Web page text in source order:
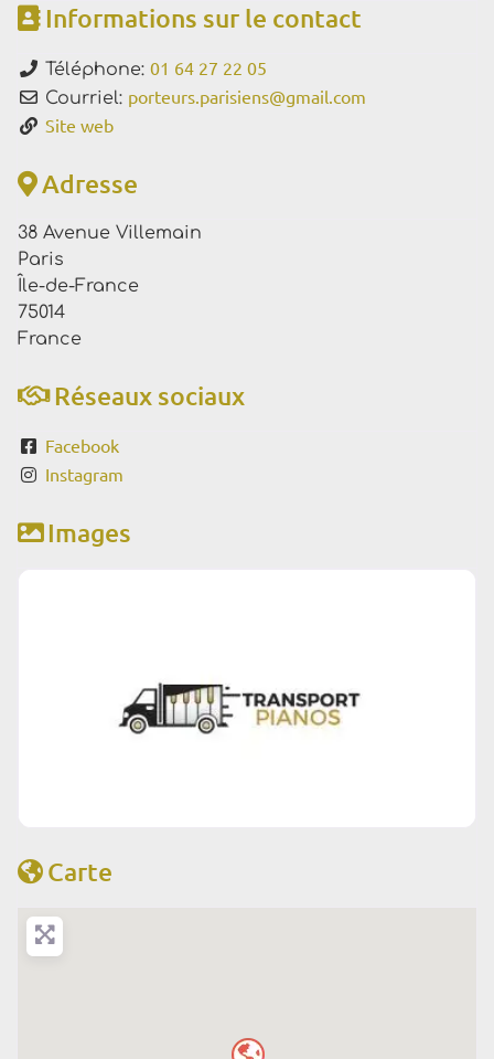
Informations sur le contact
Téléphone: 01 64 27 22 05
Courriel: porteurs.parisiens@gmail.com
Site web
Adresse
38 Avenue Villemain
Paris
Île-de-France
75014
France
Réseaux sociaux
Facebook
Instagram
Images
Carte